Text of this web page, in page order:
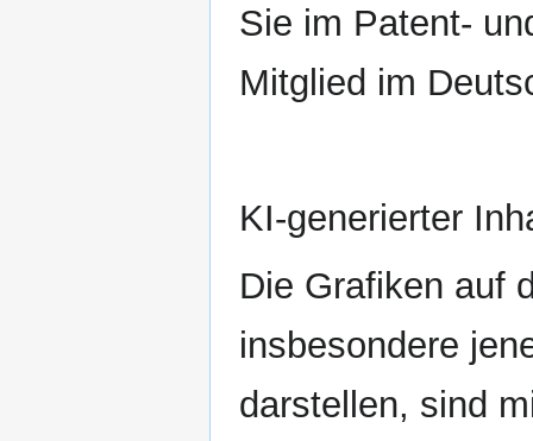
Sie im Patent-
Mitglied im
KI-generierter
Die Grafiken auf
insbesondere
darstellen, sind